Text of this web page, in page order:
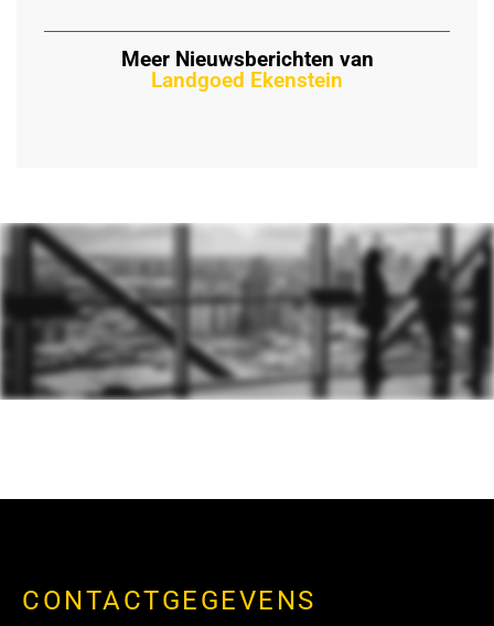
Meer Nieuwsberichten van
Landgoed Ekenstein
CONTACTGEGEVENS